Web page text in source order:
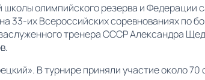
олимпийского резерва и Федерации
33-их Всероссийских соревнованиях по
тренера СССР Александра
В турнире приняли участие около 70